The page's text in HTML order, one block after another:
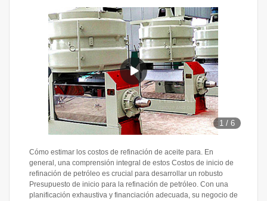
1 /6
Cómo estimar los costos de refinación de aceite para. En
general, una comprensión integral de estos Costos de inicio de
refinación de petróleo es crucial para desarrollar un robusto
Presupuesto de inicio para la refinación de petróleo. Con una
planificación exhaustiva y financiación adecuada, su negocio de